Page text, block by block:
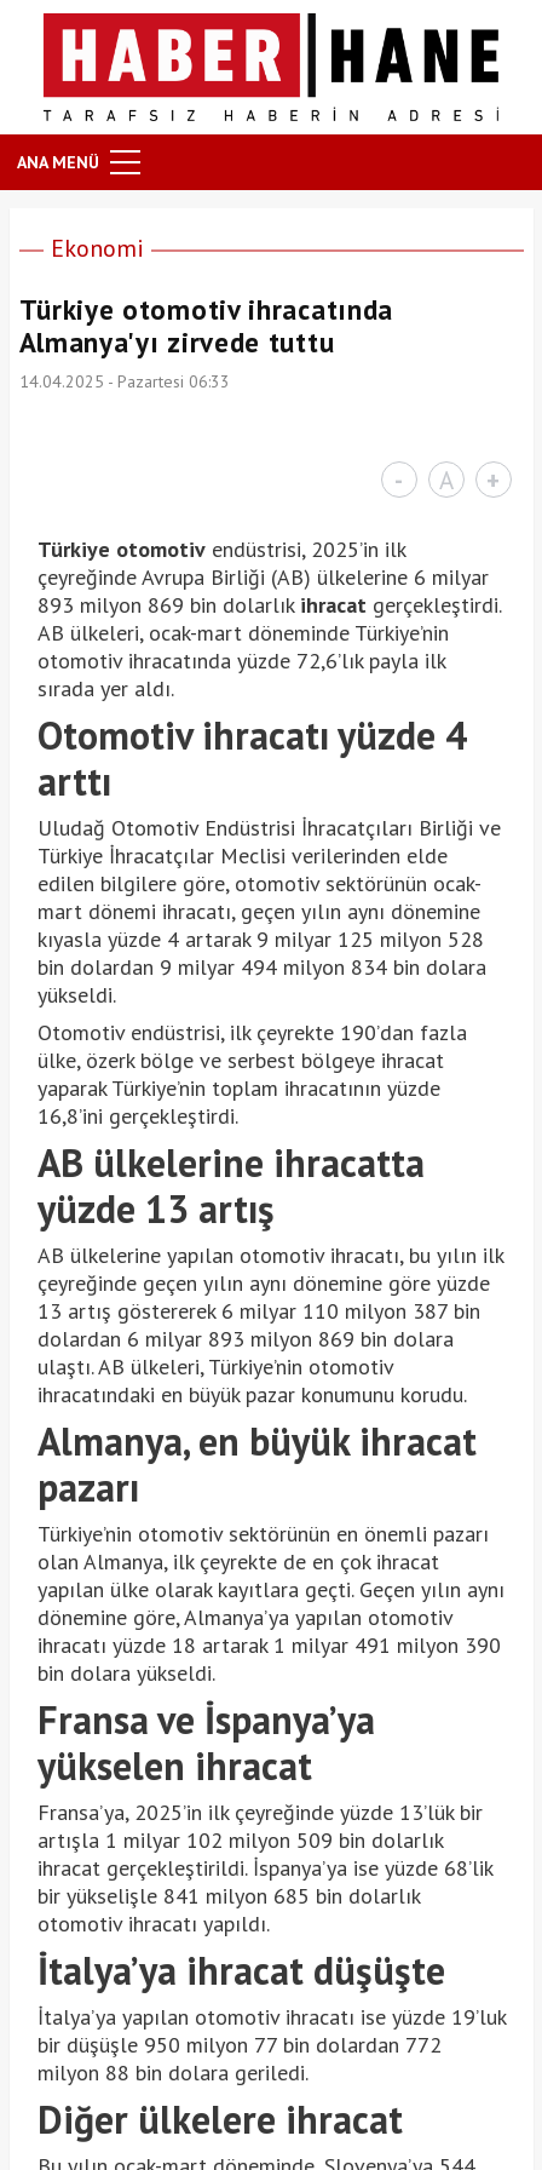
ANA MENÜ
Ekonomi
Türkiye otomotiv ihracatında
Almanya'yı zirvede tuttu
14.04.2025 - Pazartesi 06:33
- A +
Türkiye otomotivendüstrisi, 2025’in ilk
çeyreğinde Avrupa Birliği (AB) ülkelerine 6 milyar
893 milyon 869 bin dolarlık ihracatgerçekleştirdi.
AB ülkeleri, ocak-mart döneminde Türkiye’nin
otomotiv ihracatında yüzde 72,6’lık payla ilk
sırada yer aldı.
Otomotiv ihracatı yüzde 4
arttı
Uludağ Otomotiv Endüstrisi İhracatçıları Birliği ve
Türkiye İhracatçılar Meclisi verilerinden elde
edilen bilgilere göre, otomotiv sektörünün ocak-
mart dönemi ihracatı, geçen yılın aynı dönemine
kıyasla yüzde 4 artarak 9 milyar 125 milyon 528
bin dolardan 9 milyar 494 milyon 834 bin dolara
yükseldi.
Otomotiv endüstrisi, ilk çeyrekte 190’dan fazla
ülke, özerk bölge ve serbest bölgeye ihracat
yaparak Türkiye’nin toplam ihracatının yüzde
16,8’ini gerçekleştirdi.
AB ülkelerine ihracatta
yüzde 13 artış
AB ülkelerine yapılan otomotiv ihracatı, bu yılın ilk
çeyreğinde geçen yılın aynı dönemine göre yüzde
13 artış göstererek 6 milyar 110 milyon 387 bin
dolardan 6 milyar 893 milyon 869 bin dolara
ulaştı. AB ülkeleri, Türkiye’nin otomotiv
ihracatındaki en büyük pazar konumunu korudu.
Almanya, en büyük ihracat
pazarı
Türkiye’nin otomotiv sektörünün en önemli pazarı
olan Almanya, ilk çeyrekte de en çok ihracat
yapılan ülke olarak kayıtlara geçti. Geçen yılın aynı
dönemine göre, Almanya’ya yapılan otomotiv
ihracatı yüzde 18 artarak 1 milyar 491 milyon 390
bin dolara yükseldi.
Fransa ve İspanya’ya
yükselen ihracat
Fransa’ya, 2025’in ilk çeyreğinde yüzde 13’lük bir
artışla 1 milyar 102 milyon 509 bin dolarlık
ihracat gerçekleştirildi. İspanya’ya ise yüzde 68’lik
bir yükselişle 841 milyon 685 bin dolarlık
otomotiv ihracatı yapıldı.
İtalya’ya ihracat düşüşte
İtalya’ya yapılan otomotiv ihracatı ise yüzde 19’luk
bir düşüşle 950 milyon 77 bin dolardan 772
milyon 88 bin dolara geriledi.
Diğer ülkelere ihracat